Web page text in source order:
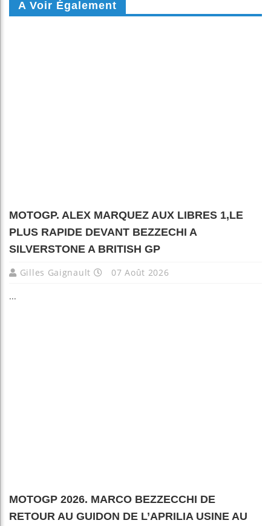
A Voir Également
MOTOGP. ALEX MARQUEZ AUX LIBRES 1,LE
PLUS RAPIDE DEVANT BEZZECHI A
SILVERSTONE A BRITISH GP
Gilles Gaignault 07 Août 2026
...
MOTOGP 2026. MARCO BEZZECCHI DE
RETOUR AU GUIDON DE L’APRILIA USINE AU